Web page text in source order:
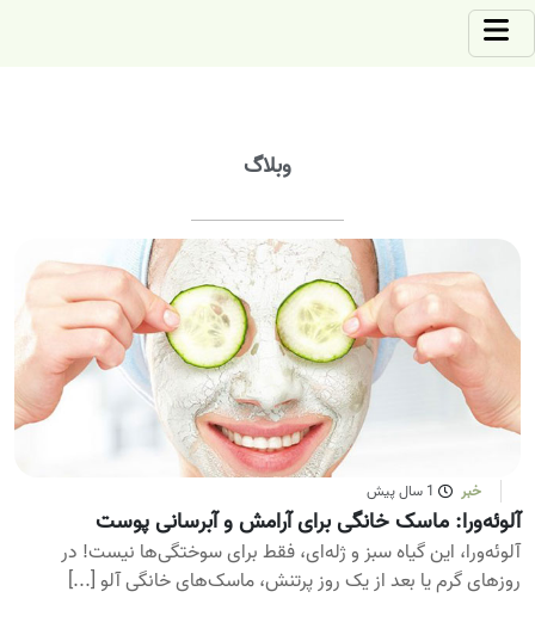
وبلاگ
خبر 1 سال پیش
آلوئه‌ورا: ماسک خانگی برای آرامش و آبرسانی پوست
آلوئه‌ورا، این گیاه سبز و ژله‌ای، فقط برای سوختگی‌ها نیست! در
روزهای گرم یا بعد از یک روز پرتنش، ماسک‌های خانگی آلو [...]